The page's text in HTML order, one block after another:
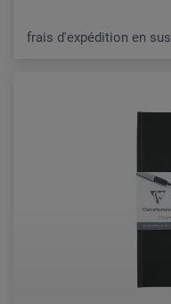
frais d'expédition en sus